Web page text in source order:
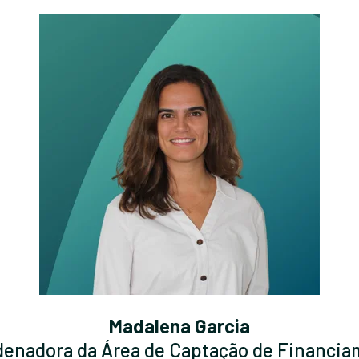
Madalena Garcia
da Área de Captação de